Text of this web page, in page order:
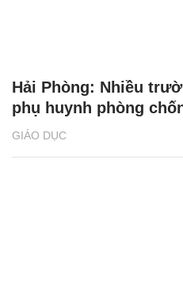
GIÁO DỤC
Hải Phòng: Nhiều
phụ huynh phòng